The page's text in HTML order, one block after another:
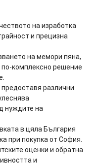
на изработка
и прецизна
на мемори пяна,
комплексно решение
различни
нуждите на
в цяла България
при покупка от София.
оценки и обратна
и